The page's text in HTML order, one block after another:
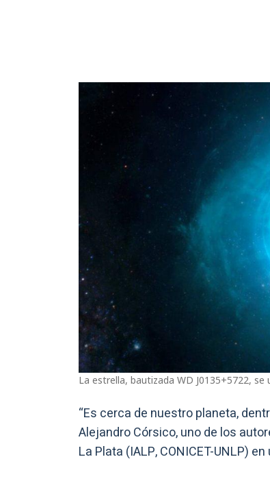
La estrella, bautizada WD J0135+5722, se
“Es cerca de nuestro planeta,
Alejandro Córsico, uno de los
La Plata (IALP, CONICET-UNLP)